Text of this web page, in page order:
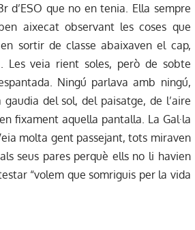
d’ESO que no en tenia. Ella sempre
aixecat observant les coses que
sortir de classe abaixaven el cap,
veia rient soles, però de sobte
Ningú parlava amb ningú,
del sol, del paisatge, de l’aire
fixament aquella pantalla. La Gal·la
molta gent passejant, tots miraven
seus pares perquè ells no li havien
“volem que somriguis per la vida